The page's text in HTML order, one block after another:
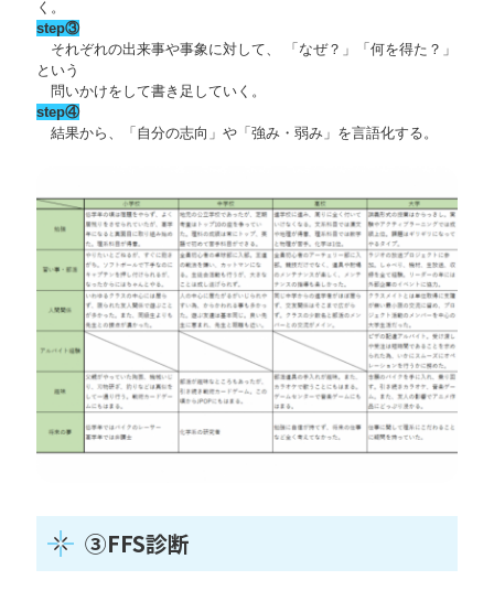
く。
step③
それぞれの出来事や事象に対して、 「なぜ？」「何を得た？」
という
問いかけをして書き足していく。
step④
結果から、「自分の志向」や「強み・弱み」を言語化する。
③FFS診断